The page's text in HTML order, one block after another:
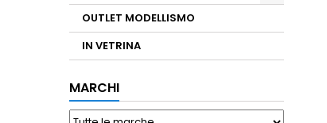
OUTLET MODELLISMO
IN VETRINA
MARCHI